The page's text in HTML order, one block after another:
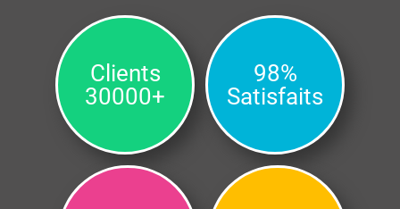
Clients
30000+
98%
Satisfaits